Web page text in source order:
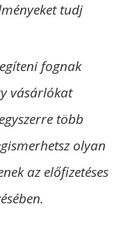
tudj
fognak
vásárlókat
több
olyan
az előfizetéses